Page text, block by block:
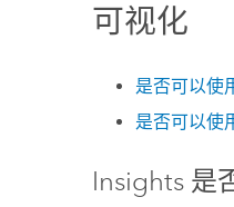
可视化
是否可以使
是否可以使
Insights 是